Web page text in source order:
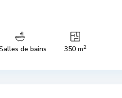
de bains 350 m2